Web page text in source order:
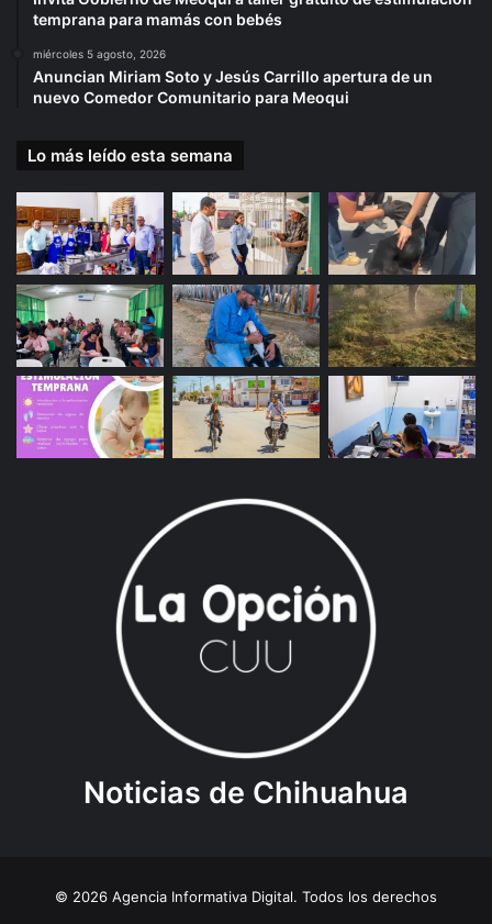
temprana para mamás con bebés
miércoles 5 agosto, 2026
Anuncian Miriam Soto y Jesús Carrillo apertura de un
nuevo Comedor Comunitario para Meoqui
Lo más leído esta semana
Noticias de Chihuahua
© 2026 Agencia Informativa Digital. Todos los derechos